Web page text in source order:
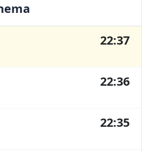
22:37
22:36
22:35